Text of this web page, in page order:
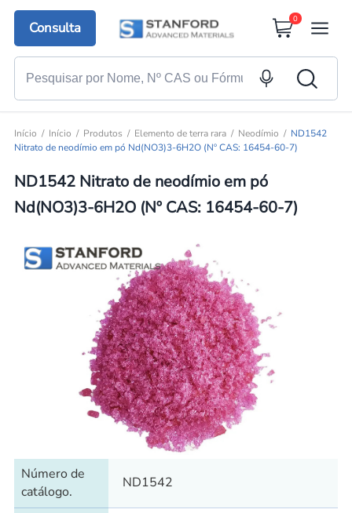
Consulta
0
Início Início Produtos Elemento de terra rara Neodímio
ND1542
Nitrato de neodímio em pó Nd(NO3)3-6H2O (Nº CAS: 16454-60-7)
ND1542 Nitrato de neodímio em pó
Nd(NO3)3-6H2O (Nº CAS: 16454-60-7)
Número de
catálogo.
ND1542